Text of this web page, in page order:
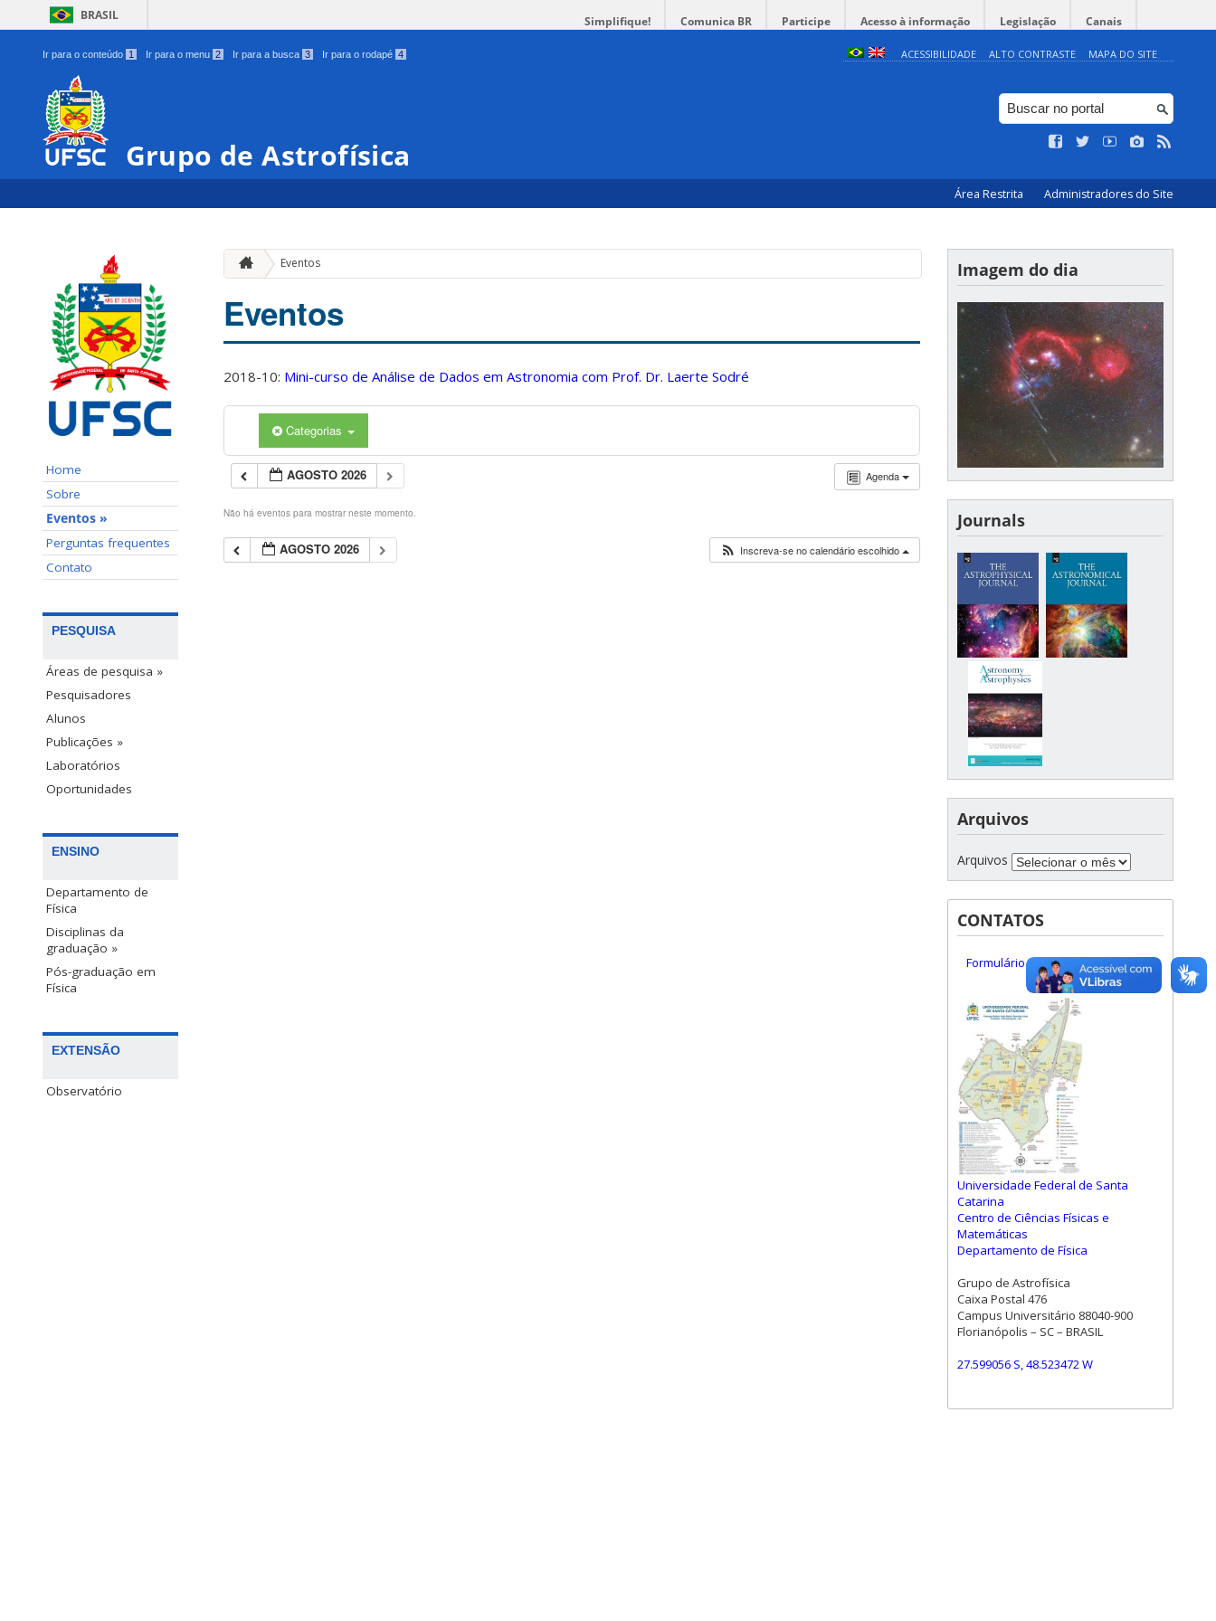
BRASIL Simplifique! Comunica BR Participe Acesso à informação Legislação Canais
Ir para o conteúdo 1 Ir para o menu 2 Ir para a busca 3 Ir para o rodapé 4 ACESSIBILIDADE ALTO CONTRASTE MAPA DO SITE
Grupo de Astrofísica
Área Restrita Administradores do Site
Home
Sobre
Eventos »
Perguntas frequentes
Contato
PESQUISA
Áreas de pesquisa »
Pesquisadores
Alunos
Publicações »
Laboratórios
Oportunidades
ENSINO
Departamento de
Física
Disciplinas da
graduação »
Pós-graduação em
Física
EXTENSÃO
Observatório
Eventos
Eventos
2018-10: Mini-curso de Análise de Dados em Astronomia com Prof. Dr. Laerte Sodré
Categorias
Agenda
AGOSTO 2026
Não há eventos para mostrar neste momento.
AGOSTO 2026 Inscreva-se no calendário escolhido
Imagem do dia
Journals
Arquivos
Arquivos
CONTATOS
Formulário de Contato
Universidade Federal de Santa
Catarina
Centro de Ciências Físicas e
Matemáticas
Departamento de Física
Grupo de Astrofísica
Caixa Postal 476
Campus Universitário 88040-900
Florianópolis – SC – BRASIL
27.599056 S, 48.523472 W